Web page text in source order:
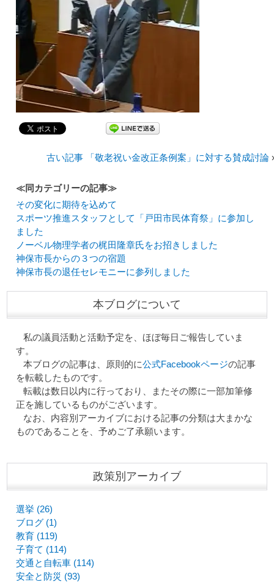
古い記事 「敬老祝い金改正条例案」に対する賛成討論
≪同カテゴリーの記事≫
その変化に期待を込めて
スポーツ推進スタッフとして「戸田市民体育祭」に参加し
ました
ノーベル物理学者の梶田隆章氏をお招きしました
神保市長からの３つの宿題
神保市長の退任セレモニーに参列しました
本ブログについて
私の議員活動と活動予定を、ほぼ毎日ご報告していま
す。
本ブログの記事は、原則的に公式Facebookページの記事
を転載したものです。
転載は数日以内に行っており、またその際に一部加筆修
正を施しているものがございます。
なお、内容別アーカイブにおける記事の分類は大まかな
ものであることを、予めご了承願います。
政策別アーカイブ
選挙 (26)
ブログ (1)
教育 (119)
子育て (114)
交通と自転車 (114)
安全と防災 (93)